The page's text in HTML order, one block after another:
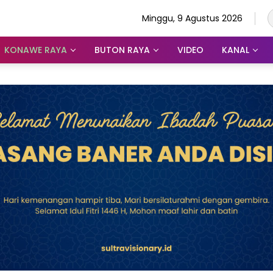
Minggu, 9 Agustus 2026
KONAWE RAYA BUTON RAYA VIDEO KANAL